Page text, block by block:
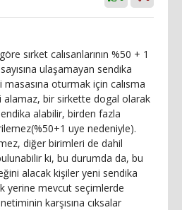
sırket calısanlarının %50 + 1
sayısına ulaşamayan sendika
oturmak için calısma
alamaz, bir sirkette dogal olarak
alabilir, birden fazla
uye nedeniyle).
diğer birimleri de dahil
ki, bu durumda da, bu
alacak kişiler yeni sendika
yerine mevcut seçimlerde
karşısına cıksalar